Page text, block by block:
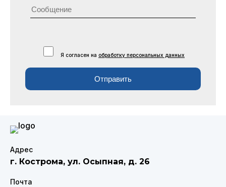
Я согласен на обработку персональных данных
Отправить
Адрес
г. Кострома, ул. Осыпная, д. 26
Почта